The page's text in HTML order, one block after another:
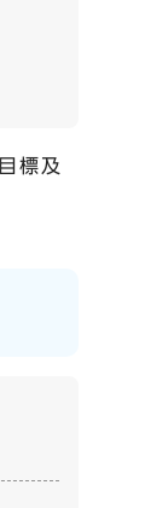
標及